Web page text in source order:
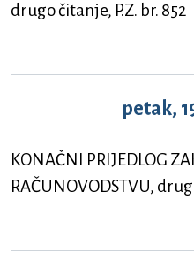
drugo čitanje, P.Z. br. 852
petak,
KONAČNI PRIJEDLOG
RAČUNOVODSTVU,